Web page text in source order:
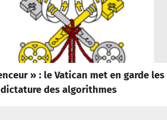
» : le Vatican met en garde
des algorithmes